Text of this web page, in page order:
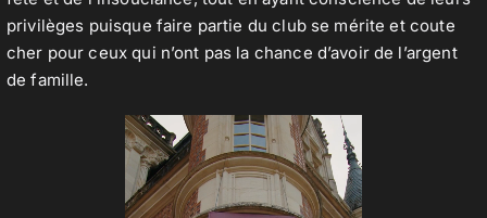
privilèges puisque faire partie du club se mérite et coute
cher pour ceux qui n’ont pas la chance d’avoir de l’argent
de famille.